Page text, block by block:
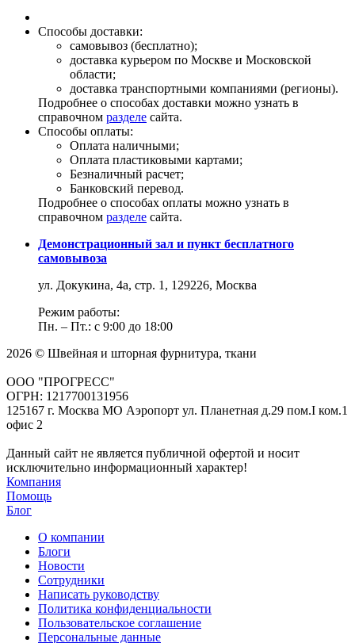
Способы доставки:
самовывоз (бесплатно);
доставка курьером по Москве и Московской
области;
доставка транспортными компаниями (регионы).
Подробнее о способах доставки можно узнать в
справочном разделе сайта.
Способы оплаты:
Оплата наличными;
Оплата пластиковыми картами;
Безналичный расчет;
Банковский перевод.
Подробнее о способах оплаты можно узнать в
справочном разделе сайта.
Демонстрационный зал и пункт бесплатного
самовывоза
ул. Докукина, 4а, стр. 1, 129226, Москва
Режим работы:
Пн. – Пт.: с 9:00 до 18:00
2026 © Швейная и шторная фурнитура, ткани
ООО "ПРОГРЕСС"
ОГРН: 1217700131956
125167 г. Москва МО Аэропорт ул. Планетная д.29 пом.I ком.1
офис 2
Данный сайт не является публичной офертой и носит
исключительно информационный характер!
Компания
Помощь
Блог
О компании
Блоги
Новости
Сотрудники
Написать руководству
Политика конфиденциальности
Пользовательское соглашение
Персональные данные